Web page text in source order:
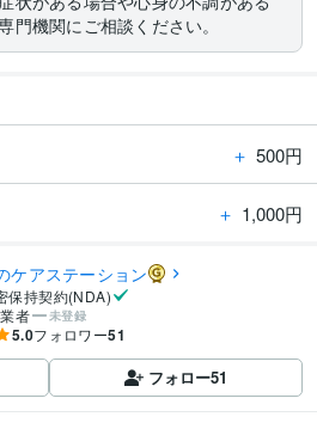
門機関にご相談ください。
＋ 500円
＋ 1,000円
アステーション
保持契約(NDA)
者
未登録
5.0フォロワー51
フォロー51